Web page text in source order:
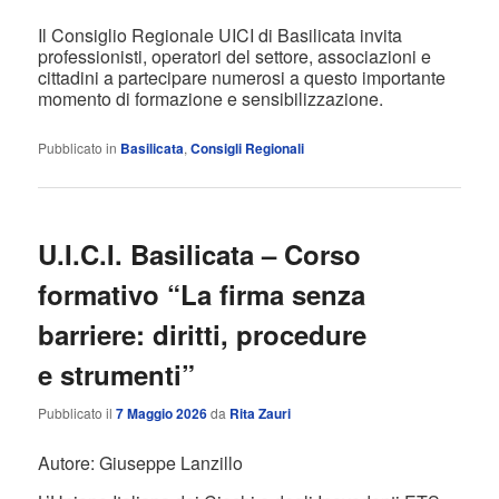
Il Consiglio Regionale UICI di Basilicata invita
professionisti, operatori del settore, associazioni e
cittadini a partecipare numerosi a questo importante
momento di formazione e sensibilizzazione.
Pubblicato in Basilicata,Consigli Regionali
U.I.C.I. Basilicata – Corso
formativo “La firma senza
barriere: diritti, procedure
e strumenti”
Pubblicato il7 Maggio 2026da Rita Zauri
Autore: Giuseppe Lanzillo